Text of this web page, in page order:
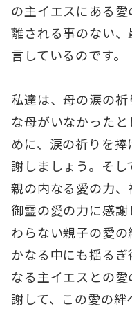
の主イエスにある
離される事のない
言しているのです。
私達は、母の涙の
な母がいなかった
めに、涙の祈りを
謝しましょう。そ
親の内なる愛の力、
御霊の愛の力に感
わらない親子の愛
かなる中にも揺る
なる主イエスとの
謝して、この愛の